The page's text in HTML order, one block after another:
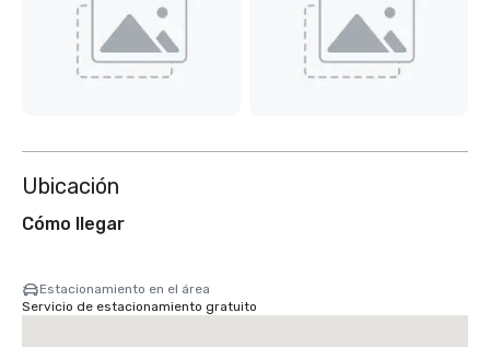
Ubicación
Cómo llegar
Estacionamiento en el área
Servicio de estacionamiento gratuito